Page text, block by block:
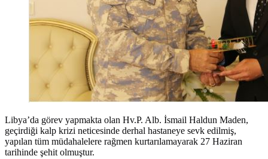
Libya’da görev yapmakta olan Hv.P. Alb. İsmail Haldun Maden,
geçirdiği kalp krizi neticesinde derhal hastaneye sevk edilmiş,
yapılan tüm müdahalelere rağmen kurtarılamayarak 27 Haziran
tarihinde şehit olmuştur.